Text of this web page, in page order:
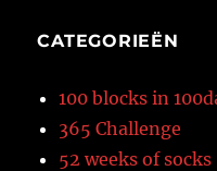
CATEGORIEËN
100 blocks in
365 Challenge
52 weeks of socks